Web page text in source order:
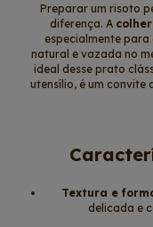
Preparar um risoto
diferença. A
especialmente para
natural e vazada no
ideal desse prato
utensílio, é um convite
Textura e
delicada e